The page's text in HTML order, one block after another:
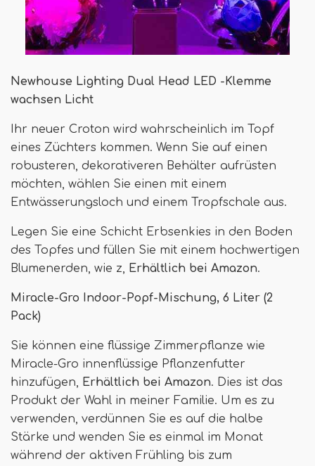
Newhouse Lighting Dual Head LED -Klemme
wachsen Licht
Ihr neuer Croton wird wahrscheinlich im Topf
eines Züchters kommen. Wenn Sie auf einen
robusteren, dekorativeren Behälter aufrüsten
möchten, wählen Sie einen mit einem
Entwässerungsloch und einem Tropfschale aus.
Legen Sie eine Schicht Erbsenkies in den Boden
des Topfes und füllen Sie mit einem hochwertigen
Blumenerden, wie z, Erhältlich bei Amazon.
Miracle-Gro Indoor-Popf-Mischung, 6 Liter (2
Pack)
Sie können eine flüssige Zimmerpflanze wie
Miracle-Gro innenflüssige Pflanzenfutter
hinzufügen, Erhältlich bei Amazon. Dies ist das
Produkt der Wahl in meiner Familie. Um es zu
verwenden, verdünnen Sie es auf die halbe
Stärke und wenden Sie es einmal im Monat
während der aktiven Frühling bis zum